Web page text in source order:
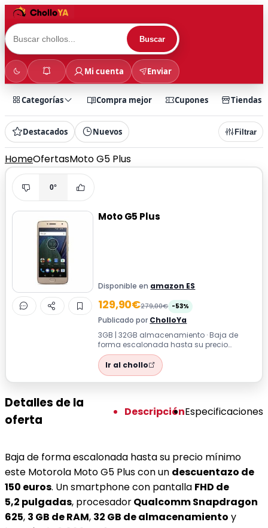
Buscar
Mi cuenta Enviar
Categorías Compra mejor Cupones Tiendas
Destacados Nuevos Filtrar
HomeOfertasMoto G5 Plus
0°
Moto G5 Plus
Disponible en amazon ES
129,90€279,00€ -53%
Publicado por CholloYa
3GB | 32GB almacenamiento · Baja de
forma escalonada hasta su precio
mínimo este Motorola Moto G5 Plus con un
descuen...
Ir al chollo
Detalles de la
oferta
DescripciónEspecificaciones
Baja de forma escalonada hasta su precio mínimo
este Motorola Moto G5 Plus con un descuentazo de
150 euros. Un smartphone con pantalla FHD de
5,2 pulgadas, procesadorQualcomm Snapdragon
625, 3 GB de RAM, 32 GB de almacenamiento y